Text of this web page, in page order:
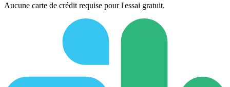
Aucune carte de crédit requise pour l'essai gratuit.